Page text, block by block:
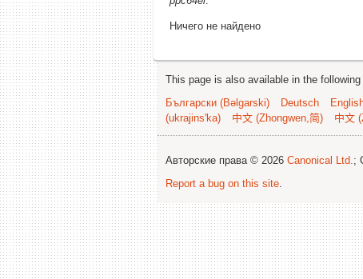
Ничего не найдено
This page is also available in the following
Български (Bəlgarski)
Deutsch
(ukrajins'ka)
中文 (Zhongwen,简) 中文
Авторские права © 2026 Canonical Ltd.;
Report a bug on this site.